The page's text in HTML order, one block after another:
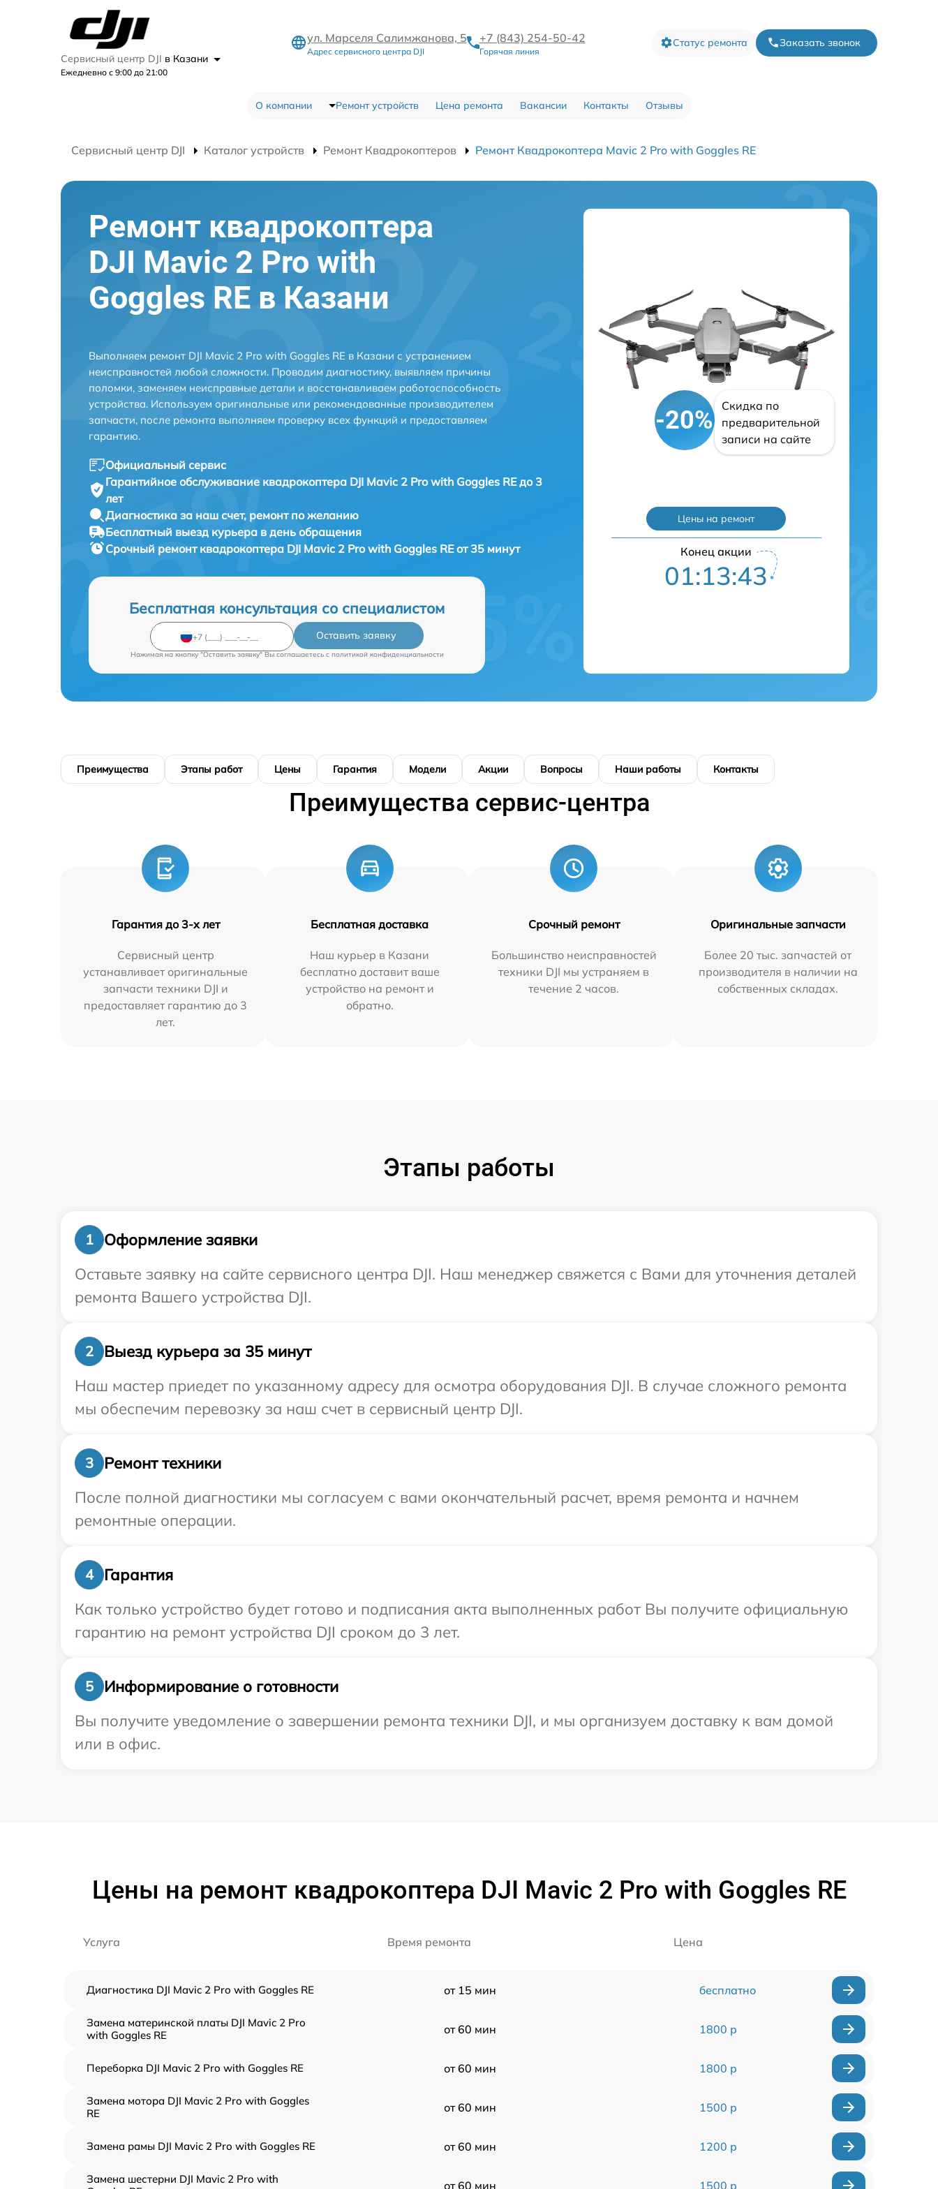
Сервисный центр DJI в Казани
Ежедневно с 9:00 до 21:00
ул. Марселя Салимжанова, 5
Адрес сервисного центра DJI
+7 (843) 254-50-42
Горячая линия
Статус ремонта Заказать звонок
О компании Ремонт устройств Цена ремонта Вакансии Контакты Отзывы
Сервисный центр DJI Каталог устройств Ремонт Квадрокоптеров Ремонт Квадрокоптера Mavic 2 Pro with Goggles RE
Ремонт квадрокоптера
DJI Mavic 2 Pro with
Goggles RE в Казани
Выполняем ремонт DJI Mavic 2 Pro with Goggles RE в Казани с устранением
неисправностей любой сложности. Проводим диагностику, выявляем причины
поломки, заменяем неисправные детали и восстанавливаем работоспособность
устройства. Используем оригинальные или рекомендованные производителем
запчасти, после ремонта выполняем проверку всех функций и предоставляем
гарантию.
Официальный сервис
Гарантийное обслуживание квадрокоптера DJI Mavic 2 Pro with Goggles RE до 3
лет
Диагностика за наш счет, ремонт по желанию
Бесплатный выезд курьера в день обращения
Срочный ремонт квадрокоптера DJI Mavic 2 Pro with Goggles RE от 35 минут
Бесплатная консультация со специалистом
Оставить заявку
Нажимая на кнопку "Оставить заявку" Вы соглашаетесь c политикой конфиденциальности
-20%
Скидка по
предварительной
записи на сайте
Цены на ремонт
Конец акции
01:13:41
Преимущества Этапы работ Цены Гарантия Модели Акции Вопросы Наши работы Контакты
Преимущества сервис-центра
Гарантия до 3-х лет
Сервисный центр
устанавливает оригинальные
запчасти техники DJI и
предоставляет гарантию до 3
лет.
Бесплатная доставка
Наш курьер в Казани
бесплатно доставит ваше
устройство на ремонт и
обратно.
Срочный ремонт
Большинство неисправностей
техники DJI мы устраняем в
течение 2 часов.
Оригинальные запчасти
Более 20 тыс. запчастей от
производителя в наличии на
собственных складах.
Этапы работы
1
Оформление заявки
Оставьте заявку на сайте сервисного центра DJI. Наш менеджер свяжется с Вами для уточнения деталей
ремонта Вашего устройства DJI.
2
Выезд курьера за 35 минут
Наш мастер приедет по указанному адресу для осмотра оборудования DJI. В случае сложного ремонта
мы обеспечим перевозку за наш счет в сервисный центр DJI.
3
Ремонт техники
После полной диагностики мы согласуем с вами окончательный расчет, время ремонта и начнем
ремонтные операции.
4
Гарантия
Как только устройство будет готово и подписания акта выполненных работ Вы получите официальную
гарантию на ремонт устройства DJI сроком до 3 лет.
5
Информирование о готовности
Вы получите уведомление о завершении ремонта техники DJI, и мы организуем доставку к вам домой
или в офис.
Цены на ремонт квадрокоптера DJI Mavic 2 Pro with Goggles RE
Услуга Время ремонта Цена
Диагностика DJI Mavic 2 Pro with Goggles RE от 15 мин бесплатно
Замена материнской платы DJI Mavic 2 Pro
with Goggles RE
от 60 мин 1800 р
Переборка DJI Mavic 2 Pro with Goggles RE от 60 мин 1800 р
Замена мотора DJI Mavic 2 Pro with Goggles
RE
от 60 мин 1500 р
Замена рамы DJI Mavic 2 Pro with Goggles RE от 60 мин 1200 р
Замена шестерни DJI Mavic 2 Pro with
от 60 мин 1500 р